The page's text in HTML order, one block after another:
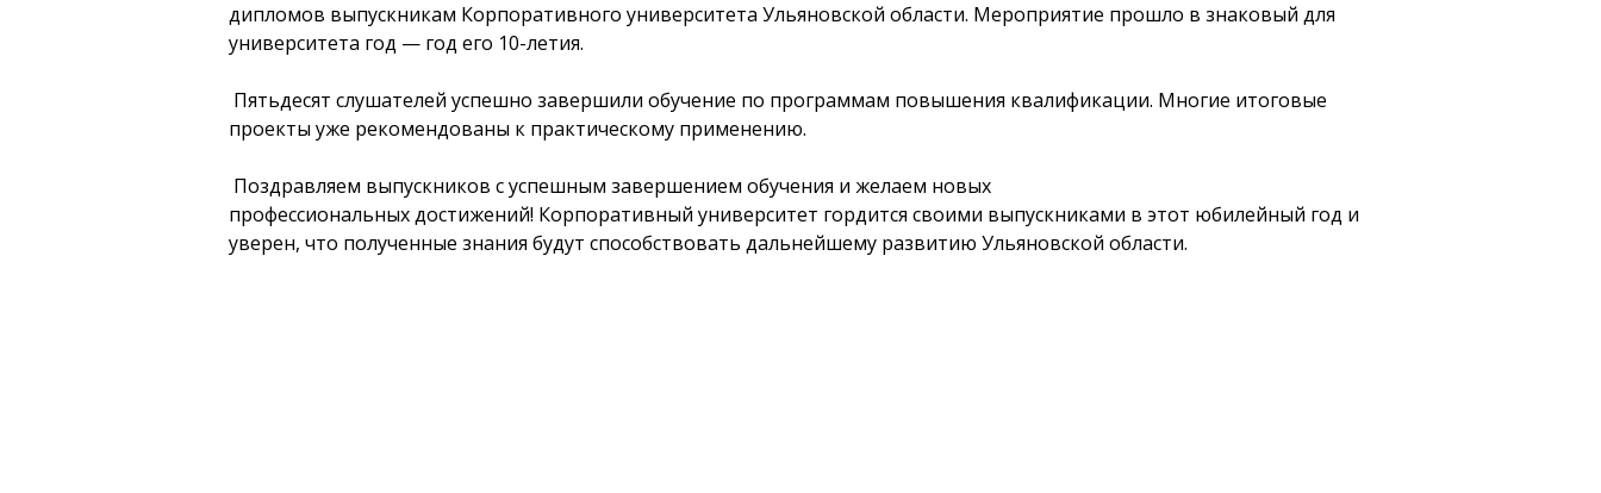
дипломов выпускникам Корпоративного университета Ульяновской области. Мероприятие прошло в знаковый для
университета год — год его 10-летия.
Пятьдесят слушателей успешно завершили обучение по программам повышения квалификации. Многие итоговые
проекты уже рекомендованы к практическому применению.
Поздравляем выпускников с успешным завершением обучения и желаем новых
профессиональных достижений! Корпоративный университет гордится своими выпускниками в этот юбилейный год и
уверен, что полученные знания будут способствовать дальнейшему развитию Ульяновской области.